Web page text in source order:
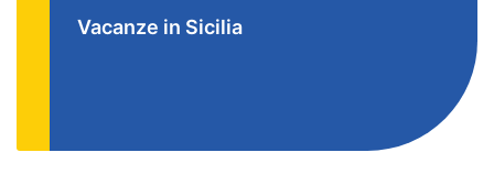
Vacanze in Sicilia